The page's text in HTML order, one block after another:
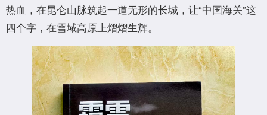
热血，在昆仑山脉筑起一道无形的长城，让“中国海关”这
四个字，在雪域高原上熠熠生辉。